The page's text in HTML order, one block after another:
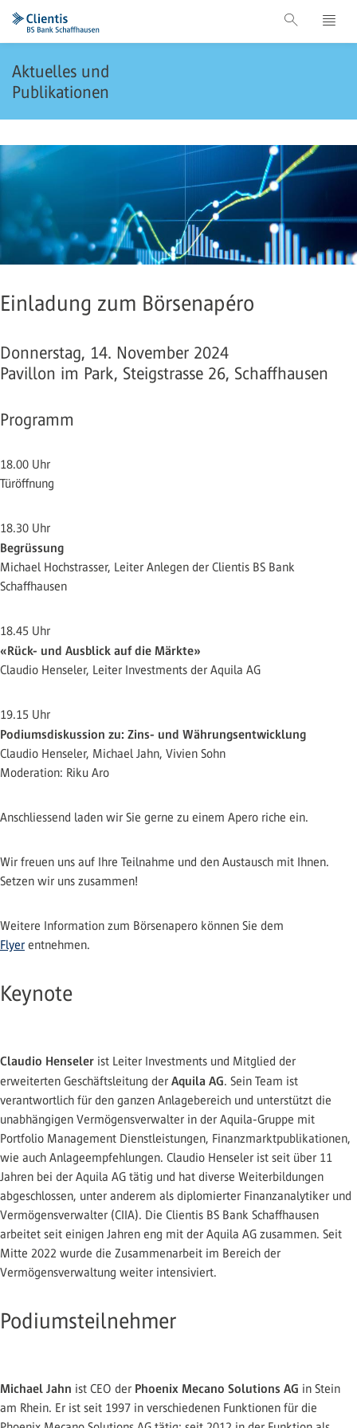
Aktuelles und
Publikationen
Einladung zum Börsenapéro
Donnerstag, 14. November 2024
Pavillon im Park, Steigstrasse 26, Schaffhausen
Programm
18.00 Uhr
Türöffnung
18.30 Uhr
Begrüssung
Michael Hochstrasser, Leiter Anlegen der Clientis BS Bank
Schaffhausen
18.45 Uhr
«Rück- und Ausblick auf die Märkte»
Claudio Henseler, Leiter Investments der Aquila AG
19.15 Uhr
Podiumsdiskussion zu: Zins- und Währungsentwicklung
Claudio Henseler, Michael Jahn, Vivien Sohn
Moderation: Riku Aro
Anschliessend laden wir Sie gerne zu einem Apero riche ein.
Wir freuen uns auf Ihre Teilnahme und den Austausch mit Ihnen.
Setzen wir uns zusammen!
Weitere Information zum Börsenapero können Sie dem
Flyer entnehmen.
Keynote
Claudio Henseler ist Leiter Investments und Mitglied der
erweiterten Geschäftsleitung der Aquila AG. Sein Team ist
verantwortlich für den ganzen Anlagebereich und unterstützt die
unabhängigen Vermögensverwalter in der Aquila-Gruppe mit
Portfolio Management Dienstleistungen, Finanzmarktpublikationen,
wie auch Anlageempfehlungen. Claudio Henseler ist seit über 11
Jahren bei der Aquila AG tätig und hat diverse Weiterbildungen
abgeschlossen, unter anderem als diplomierter Finanzanalytiker und
Vermögensverwalter (CIIA). Die Clientis BS Bank Schaffhausen
arbeitet seit einigen Jahren eng mit der Aquila AG zusammen. Seit
Mitte 2022 wurde die Zusammenarbeit im Bereich der
Vermögensverwaltung weiter intensiviert.
Podiumsteilnehmer
Michael Jahn ist CEO der Phoenix Mecano Solutions AG in Stein
am Rhein. Er ist seit 1997 in verschiedenen Funktionen für die